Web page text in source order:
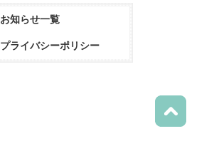
お知らせ一覧
プライバシーポリシー